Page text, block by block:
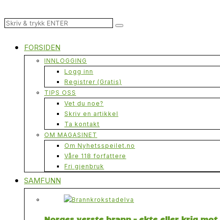
FORSIDEN
INNLOGGING
Logg inn
Registrer (Gratis)
TIPS OSS
Vet du noe?
Skriv en artikkel
Ta kontakt
OM MAGASINET
Om Nyhetsspeilet.no
Våre 118 forfattere
Fri gjenbruk
SAMFUNN